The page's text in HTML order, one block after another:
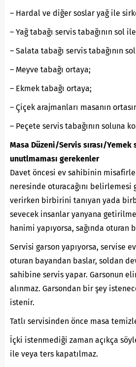
– Hardal ve diğer soslar yağ ile
– Yağ tabağı servis tabağının sol
– Salata tabağı servis tabağının
– Meyve tabağı ortaya;
– Ekmek tabağı ortaya;
– Çiçek arajmanları masanın
– Peçete servis tabağının soluna
Masa Düzeni/Servis sırası/Yemek
unutlmaması gerekenler
Davet öncesi ev sahibinin
neresinde oturacağını belirlemesi
verirken birbirini tanıyan yada
sevecek insanlar yanyana
hanimi yapıyorsa, sağında oturan
Servisi garson yapıyorsa, servise
oturan bayandan baslar, soldan
sahibine servis yapar. Garsonun
alınmaz. Garsondan bir şey
istenir.
Tatlı servisinden önce masa
İçki istenmediği zaman açıkça
ile veya ters kapatılmaz.